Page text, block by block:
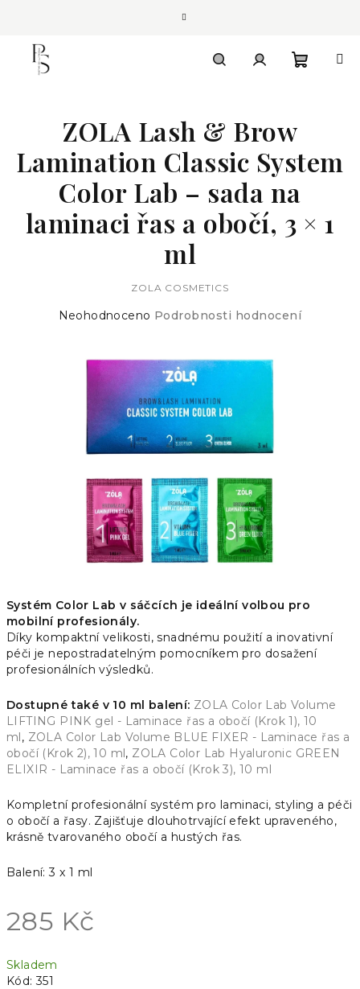
Systém Color Lab v sáčcích je ideální volbou pro
mobilní profesionály.
Díky kompaktní velikosti, snadnému použití a inovativní
péči je nepostradatelným pomocníkem pro dosažení
profesionálních výsledků.
Dostupné také v 10 ml balení: ZOLA Color Lab Volume
LIFTING PINK gel - Laminace řas a obočí (Krok 1), 10
ml, ZOLA Color Lab Volume BLUE FIXER - Laminace řas a
obočí (Krok 2), 10 ml, ZOLA Color Lab Hyaluronic GREEN
ELIXIR - Laminace řas a obočí (Krok 3), 10 ml
Kompletní profesionální systém pro laminaci, styling a péči
o obočí a řasy. Zajišťuje dlouhotrvající efekt upraveného,
krásně tvarovaného obočí a hustých řas.
Balení: 3 x 1 ml
285 Kč
cena:
Skladem
Kód: 351
ZOLA Lash & Brow
Lamination Classic System
Color Lab – sada na
laminaci řas a obočí, 3 × 1
ml
ZOLA COSMETICS
Průměrné
hvězdiček.
Neohodnoceno Podrobnosti hodnocení